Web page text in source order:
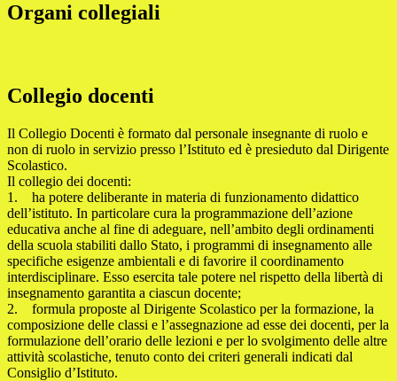
Organi collegiali
Collegio docenti
Il Collegio Docenti è formato dal personale insegnante di ruolo e
non di ruolo in servizio presso l’Istituto ed è presieduto dal Dirigente
Scolastico.
Il collegio dei docenti:
1. ha potere deliberante in materia di funzionamento didattico
dell’istituto. In particolare cura la programmazione dell’azione
educativa anche al fine di adeguare, nell’ambito degli ordinamenti
della scuola stabiliti dallo Stato, i programmi di insegnamento alle
specifiche esigenze ambientali e di favorire il coordinamento
interdisciplinare. Esso esercita tale potere nel rispetto della libertà di
insegnamento garantita a ciascun docente;
2. formula proposte al Dirigente Scolastico per la formazione, la
composizione delle classi e l’assegnazione ad esse dei docenti, per la
formulazione dell’orario delle lezioni e per lo svolgimento delle altre
attività scolastiche, tenuto conto dei criteri generali indicati dal
Consiglio d’Istituto.